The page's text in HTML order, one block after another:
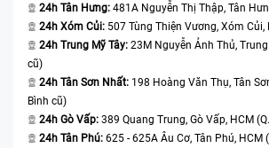
24h Tân Hưng: 481A Nguyễn Thị Thập, Tân
24h Xóm Củi: 507 Tùng Thiện Vương, Xóm Củi,
24h Trung Mỹ Tây: 23M Nguyễn Ảnh Thủ, Trung
cũ)
24h Tân Sơn Nhất: 198 Hoàng Văn Thụ, Tân
Bình cũ)
24h Gò Vấp: 389 Quang Trung, Gò Vấp, HCM
24h Tân Phú: 625 - 625A Âu Cơ, Tân Phú, HCM